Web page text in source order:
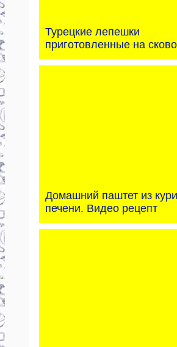
Турецкие лепешки
приготовленные на
Домашний паштет из
печени. Видео рецепт